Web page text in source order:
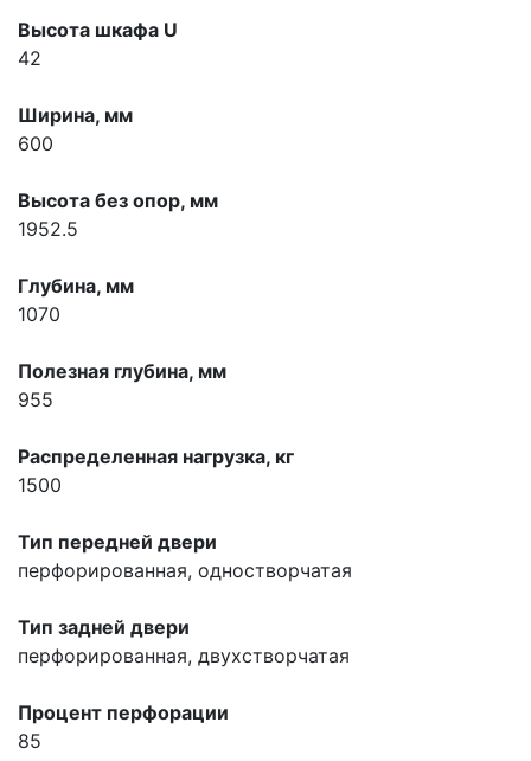
Высота шкафа U
42
Ширина, мм
600
Высота без опор, мм
1952.5
Глубина, мм
1070
Полезная глубина, мм
955
Распределенная нагрузка, кг
1500
Тип передней двери
перфорированная, одностворчатая
Тип задней двери
перфорированная, двухстворчатая
Процент перфорации
85